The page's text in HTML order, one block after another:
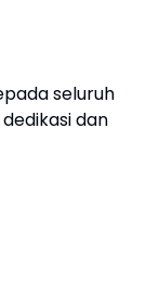
seluruh
dan